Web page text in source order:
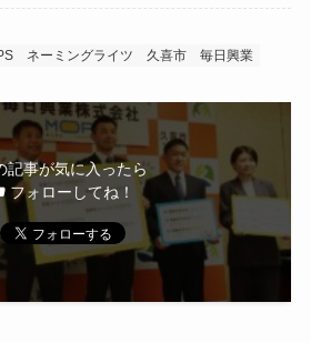
ネーミングライツ 久喜市 毎日興業
記事が気に入ったら
フォローしてね！